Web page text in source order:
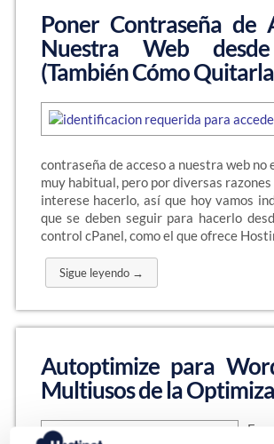
Poner Contraseña de
Nuestra Web
(También Cómo
contraseña de acceso a nuestra web no
muy habitual, pero por diversas razones
interese hacerlo, así que hoy vamos
que se deben seguir para hacerlo
control cPanel, como el que ofrece
Sigue leyendo →
Autoptimize para
Multiusos de la
En